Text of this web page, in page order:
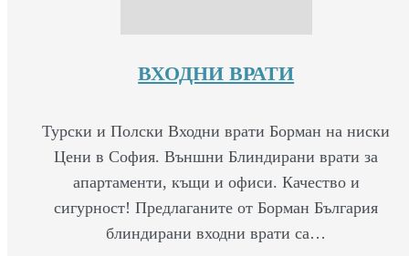
ВХОДНИ ВРАТИ
Турски и Полски Входни врати Борман на ниски
Цени в София. Външни Блиндирани врати за
апартаменти, къщи и офиси. Качество и
сигурност! Предлаганите от Борман България
блиндирани входни врати са…